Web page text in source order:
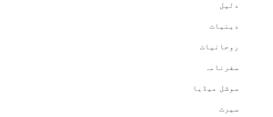
دلیل
دینیات
روحانیات
سفرنامہ
سوشل میڈیا
سیرت